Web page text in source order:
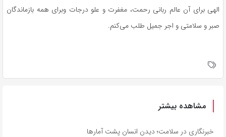
الهی برای آن عالم ربانی رحمت، مغفرت و علو درجات وبرای همه بازماندگان
صبر و سلامتی و اجر جمیل طلب می‌کنم.
مشاهده بیشتر
خبرنگاری در سلامت؛ دیدن انسان پشت آمارها